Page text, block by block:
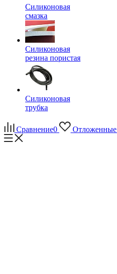
Силиконовая
смазка
Силиконовая
резина пористая
Силиконовая
трубка
Сравнение0 Отложенные